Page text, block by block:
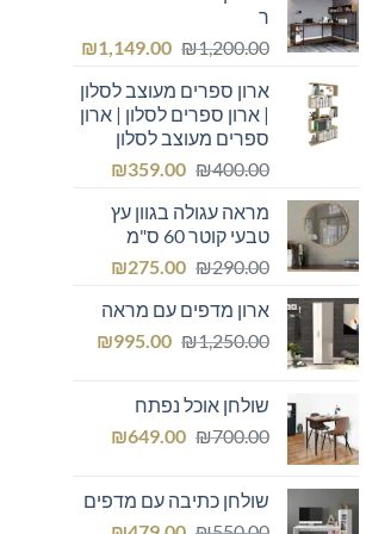
ר
₪1,200.00
המחיר
היה:
₪1,200.00.
₪1,149.00
המחיר
הוא:ארון ספרים מעוצב לסלון
| ארון ספרים לסלון | ארון
ספרים מעוצב לסלון
₪400.00
המחיר
היה:
₪400.00.
₪359.00
המחיר
הוא:מראה עגולה בגוון עץ
טבעי קוטר 60 ס"מ
₪290.00
המחיר
היה:
₪290.00.
₪275.00
המחיר
הוא:
₪275.00.
ארון מדפים עם מראה
₪1,250.00
המחיר
₪1,250.00.
₪995.00
המחיר
שולחן אוכל נפתח
₪700.00
המחיר
₪700.00.
₪649.00
המחיר
₪649.00.שולחן כתיבה עם מדפים